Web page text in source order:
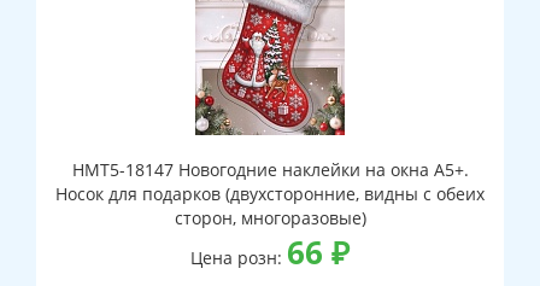
НМТ5-18147 Новогодние наклейки на окна А5+.
Носок для подарков (двухсторонние, видны с обеих
сторон, многоразовые)
Цена розн: 66 ₽